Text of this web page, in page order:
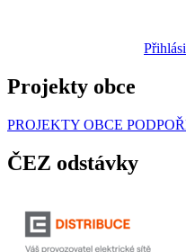
Projekty obce
PROJEKTY OBCE
ČEZ odstávky